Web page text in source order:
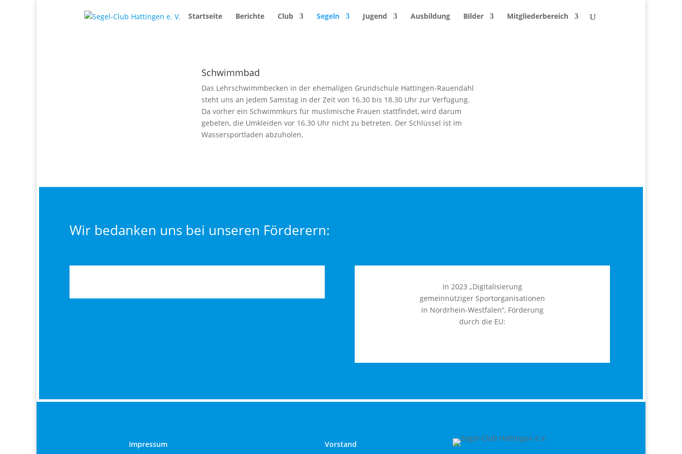
Startseite Berichte Club Segeln Jugend Ausbildung Bilder Mitgliederbereich
Schwimmbad
Das Lehrschwimmbecken in der ehemaligen Grundschule Hattingen-Rauendahl
steht uns an jedem Samstag in der Zeit von 16.30 bis 18.30 Uhr zur Verfügung.
Da vorher ein Schwimmkurs für muslimische Frauen stattfindet, wird darum
gebeten, die Umkleiden vor 16.30 Uhr nicht zu betreten. Der Schlüssel ist im
Wassersportladen abzuholen.
Wir bedanken uns bei unseren Förderern:
In 2023 „Digitalisierung
gemeinnütziger Sportorganisationen
in Nordrhein-Westfalen“, Förderung
durch die EU:
Impressum Vorstand